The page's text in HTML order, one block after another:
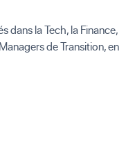
dans la Tech, la Finance,
de Transition, en